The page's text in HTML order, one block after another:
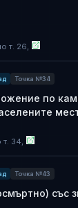
т. 26,
Точка №34
по
т. 34,
Точка №43
със